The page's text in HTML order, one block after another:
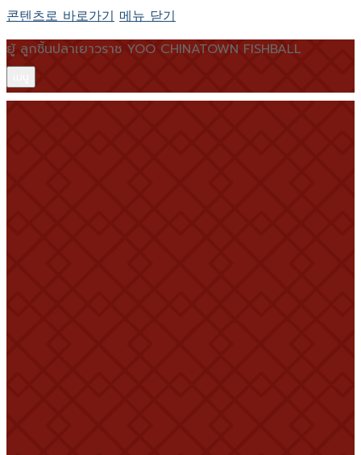
콘텐츠로 바로가기 메뉴 닫기
ยู้ ลูกชิ้นปลาเยาวราช YOO CHINATOWN FISHBALL